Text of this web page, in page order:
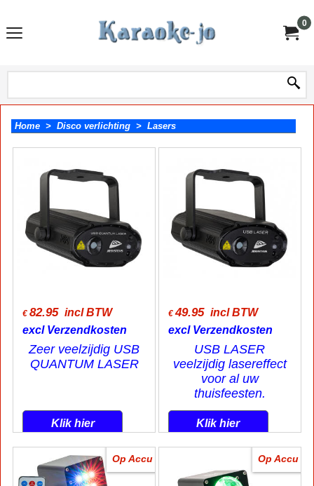
0
Home > Disco verlichting > Lasers
€ 82.95 incl BTW
excl Verzendkosten
Zeer veelzijdig USB
QUANTUM LASER
Klik hier
€ 49.95 incl BTW
excl Verzendkosten
USB LASER
veelzijdig lasereffect
voor al uw
thuisfeesten.
Klik hier
Op Accu Op Accu